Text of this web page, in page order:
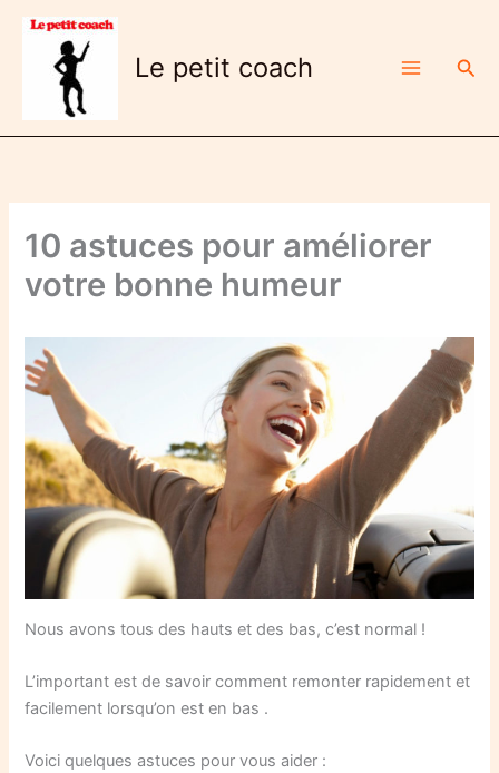
Aller
contenu
Le petit coach
10 astuces pour améliorer
votre bonne humeur
Nous avons tous des hauts et des bas, c’est normal !
L’important est de savoir comment remonter rapidement et
facilement lorsqu’on est en bas .
Voici quelques astuces pour vous aider :